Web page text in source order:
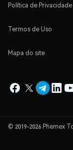
Política de Privacidade
Termos de Uso
Mapa do site
© 2019-2026 Phemex